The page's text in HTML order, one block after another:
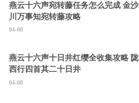
燕云十六声宛转藤任务怎么完成 金沙
川万事知宛转藤攻略
04-08
燕云十六声十日井红缨全收集攻略 陇
西行四首其二十日井
04-08